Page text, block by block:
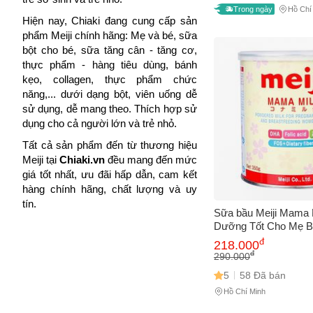
Hiện nay, Chiaki đang cung cấp sản
phẩm Meiji chính hãng: Mẹ và bé, sữa
bột cho bé, sữa tăng cân - tăng cơ,
thực phẩm - hàng tiêu dùng, bánh
kẹo, collagen, thực phẩm chức
năng,... dưới dạng bột, viên uống dễ
sử dụng, dễ mang theo. Thích hợp sử
dụng cho cả người lớn và trẻ nhỏ.
Tất cả sản phẩm đến từ thương hiệu
Meiji tại Chiaki.vn đều mang đến mức
giá tốt nhất, ưu đãi hấp dẫn, cam kết
hàng chính hãng, chất lượng và uy
tín.
Trong ngày Hồ Chí
Sữa bầu Meiji Mama
Dưỡng Tốt Cho Mẹ
Nhi, Hộp 350g, Bổ
Hương Vị Ngọt Ngậy
218.000đ
290.000đ
5 58 Đã bán
Hồ Chí Minh